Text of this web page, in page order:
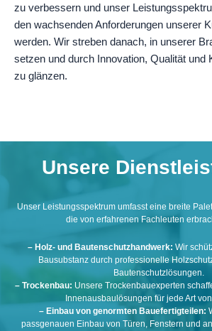
zu verbessern und unser
den wachsenden Anforderungen unserer
werden. Wir streben danach, in unserer
setzen und durch Innovation, Qualität und
zu glänzen.
Unsere
Unser Leistungsspektrum umfasst eine breite
die von erfahrenen Fachleuten
– Holz- und Bautenschutzhandwerk: Wir
Bausubstanz durch professionelle
Bautenschutzlösungen.
– Trockenbau: Unsere Trockenbauexperten
Innenausbaulösungen für jede Art
– Einbau von genormten Bauefertigteilen:
passgenauen Einbau von Türen, Fenstern und